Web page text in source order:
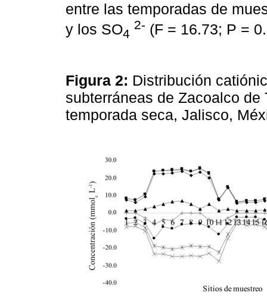
entre las temporadas de
y los SO4
2- (F = 16.73; P =
Figura 2: Distribución
subterráneas de Zacoalco de
temporada seca, Jalisco,